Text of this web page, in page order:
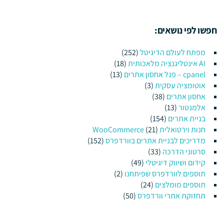
חפשו לפי נושאים:
מפתח לעולם הדיגיטל(252)
AI אינטליגנציה מלאכותית
(18)
cpanel – פנל אחסון אתרים
(13)
אוטומציה עסקית(3)
אחסון אתרים(38)
אלמנטור(13)
בניית אתרים(154)
חנות וירטואלית WooCommerce(21)
מדריכים לבניית אתרים בוורדפרס(152)
סרטוני הדרכה(33)
קידום ושיווק דיגיטלי(49)
תוספים לוורדפרס שפיתחנו(2)
תוספים מומלצים(24)
תחזוקת אתרי וורדפרס(50)